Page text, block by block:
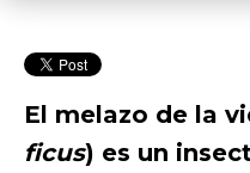
El melazo de la
ficus) es un